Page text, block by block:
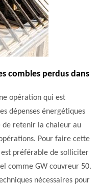
combles perdus dans
opération qui est
dépenses énergétiques
de retenir la chaleur au
Pour faire cette
préférable de solliciter
comme GW couvreur 50.
nécessaires pour